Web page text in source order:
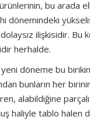
bu arada
dönemindeki
ilişkisidir. Bu
herhalde.
yeni döneme bu
bunların her
alabildiğine
haliyle tablo halen